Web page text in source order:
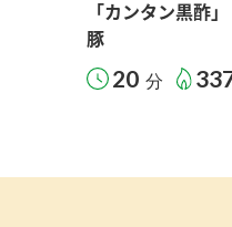
「カンタン黒酢
豚
20 分